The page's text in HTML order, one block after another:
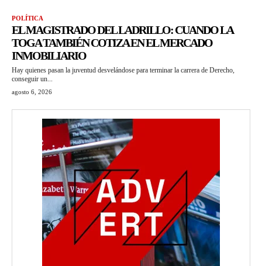
POLÍTICA
EL MAGISTRADO DEL LADRILLO: CUANDO LA
TOGA TAMBIÉN COTIZA EN EL MERCADO
INMOBILIARIO
Hay quienes pasan la juventud desvelándose para terminar la carrera de Derecho,
conseguir un...
agosto 6, 2026